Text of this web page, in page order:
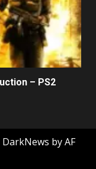
– PS2
DarkNews by AF